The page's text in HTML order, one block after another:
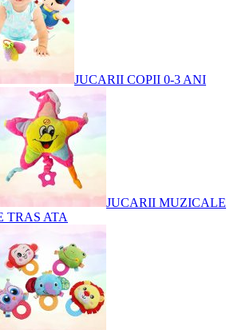
JUCARII COPII 0-3 ANI
JUCARII MUZICALE
TRAS ATA